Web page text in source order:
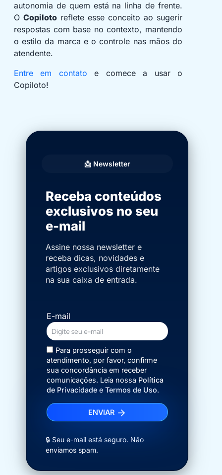
autonomia de quem está na linha de frente.
O Copiloto reflete esse conceito ao sugerir
respostas com base no contexto, mantendo
o estilo da marca e o controle nas mãos do
atendente.
Entre em contato e comece a usar o
Copiloto!
📩 Newsletter
Receba conteúdos
exclusivos no seu
e-mail
Assine nossa newsletter e
receba dicas, novidades e
artigos exclusivos diretamente
na sua caixa de entrada.
E-mail
Para prosseguir com o
atendimento, por favor, confirme
sua concordância em receber
comunicações. Leia nossa Política
de Privacidadee Termos de Uso.
ENVIAR
🔒 Seu e-mail está seguro. Não
enviamos spam.